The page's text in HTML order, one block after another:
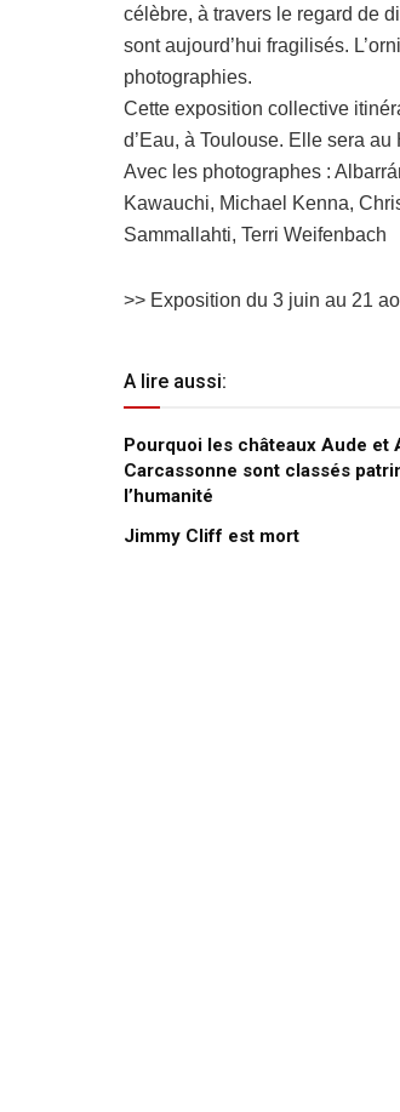
célèbre, à travers le regard de
sont aujourd’hui fragilisés.
photographies.
Cette exposition collective
d’Eau, à Toulouse. Elle sera
Avec les photographes :
Kawauchi, Michael Kenna,
Sammallahti, Terri Weifenbach
>> Exposition du 3 juin au 21
A lire aussi:
Pourquoi les châteaux Aude et
Carcassonne sont classés
l’humanité
Jimmy Cliff est mort